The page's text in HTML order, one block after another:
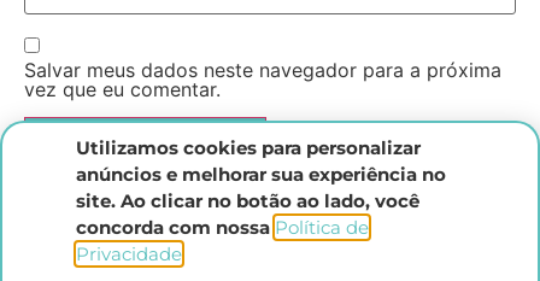
Salvar meus dados neste navegador para a próxima
vez que eu comentar.
Utilizamos cookies para personalizar
anúncios e melhorar sua experiência no
site. Ao clicar no botão ao lado, você
concorda com nossa Política de
Privacidade.​